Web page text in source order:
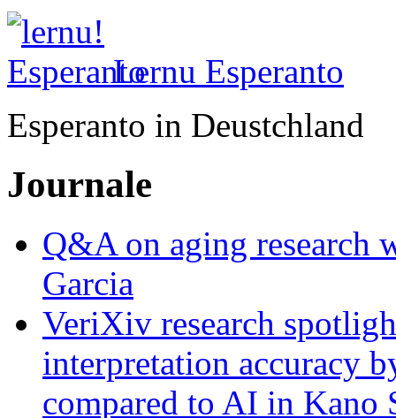
Lernu Esperanto
Esperanto in Deustchland
Journale
Q&A on aging research
Garcia
VeriXiv research
interpretation accuracy
compared to AI in Kano